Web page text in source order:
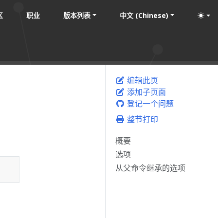
职业 版本列表 中文 (Chinese)
编辑此页
添加子页面
登记一个问题
整节打印
概要
选项
从父命令继承的选项